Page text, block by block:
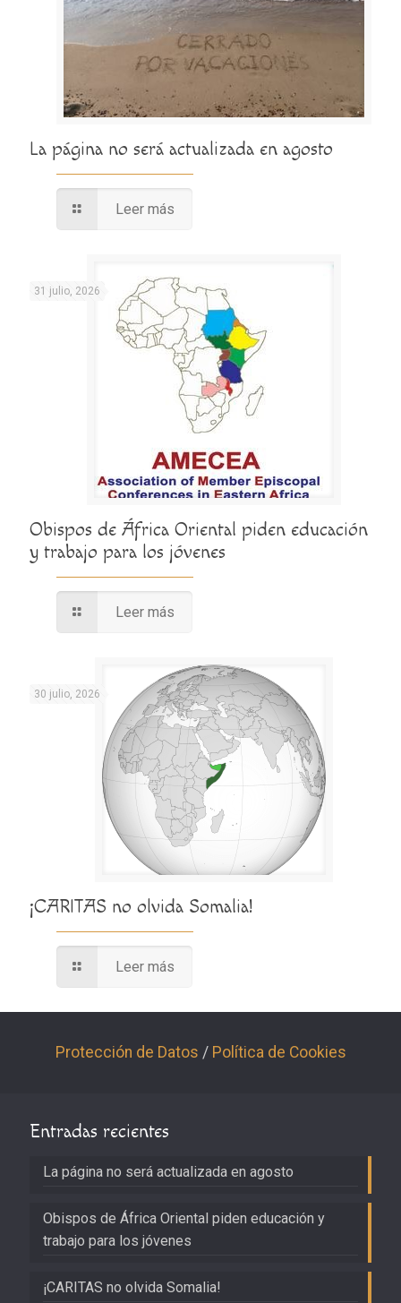
La página no será actualizada en agosto
Leer más
31 julio, 2026
Obispos de África Oriental piden educación
y trabajo para los jóvenes
Leer más
30 julio, 2026
¡CARITAS no olvida Somalia!
Leer más
Protección de Datos / Política de Cookies
Entradas recientes
La página no será actualizada en agosto
Obispos de África Oriental piden educación y
trabajo para los jóvenes
¡CARITAS no olvida Somalia!